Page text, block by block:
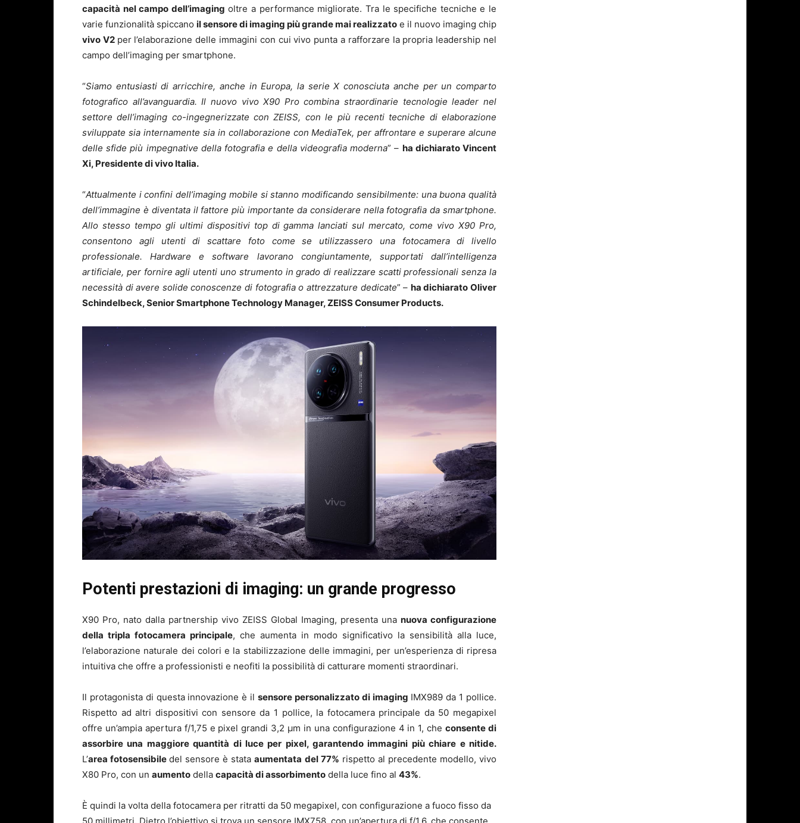
capacità nel campo dell’imaging oltre a performance migliorate. Tra le specifiche tecniche e le
varie funzionalità spiccano il sensore di imaging più grande mai realizzato e il nuovo imaging chip
vivo V2 per l’elaborazione delle immagini con cui vivo punta a rafforzare la propria leadership nel
campo dell’imaging per smartphone.
“Siamo entusiasti di arricchire, anche in Europa, la serie X conosciuta anche per un comparto
fotografico all’avanguardia. Il nuovo vivo X90 Pro combina straordinarie tecnologie leader nel
settore dell’imaging co-ingegnerizzate con ZEISS, con le più recenti tecniche di elaborazione
sviluppate sia internamente sia in collaborazione con MediaTek, per affrontare e superare alcune
delle sfide più impegnative della fotografia e della videografia moderna” – ha dichiarato Vincent
Xi, Presidente di vivo Italia.
“Attualmente i confini dell’imaging mobile si stanno modificando sensibilmente: una buona qualità
dell’immagine è diventata il fattore più importante da considerare nella fotografia da smartphone.
Allo stesso tempo gli ultimi dispositivi top di gamma lanciati sul mercato, come vivo X90 Pro,
consentono agli utenti di scattare foto come se utilizzassero una fotocamera di livello
professionale. Hardware e software lavorano congiuntamente, supportati dall’intelligenza
artificiale, per fornire agli utenti uno strumento in grado di realizzare scatti professionali senza la
necessità di avere solide conoscenze di fotografia o attrezzature dedicate” – ha dichiarato Oliver
Schindelbeck, Senior Smartphone Technology Manager, ZEISS Consumer Products.
Potenti prestazioni di imaging: un grande progresso
X90 Pro, nato dalla partnership vivo ZEISS Global Imaging, presenta una nuova configurazione
della tripla fotocamera principale, che aumenta in modo significativo la sensibilità alla luce,
l’elaborazione naturale dei colori e la stabilizzazione delle immagini, per un’esperienza di ripresa
intuitiva che offre a professionisti e neofiti la possibilità di catturare momenti straordinari.
Il protagonista di questa innovazione è il sensore personalizzato di imaging IMX989 da 1 pollice.
Rispetto ad altri dispositivi con sensore da 1 pollice, la fotocamera principale da 50 megapixel
offre un’ampia apertura f/1,75 e pixel grandi 3,2 μm in una configurazione 4 in 1, checonsente di
assorbire una maggiore quantità di luce per pixel, garantendo immagini più chiare e nitide.
L’area fotosensibiledel sensore è stataaumentata del 77% rispetto al precedente modello, vivo
X80 Pro, con un aumento della capacità di assorbimento della luce fino al 43%.
È quindi la volta della fotocamera per ritratti da 50 megapixel, con configurazione a fuoco fisso da
50 millimetri. Dietro l’obiettivo si trova un sensore IMX758, con un’apertura di f/1,6, che consente